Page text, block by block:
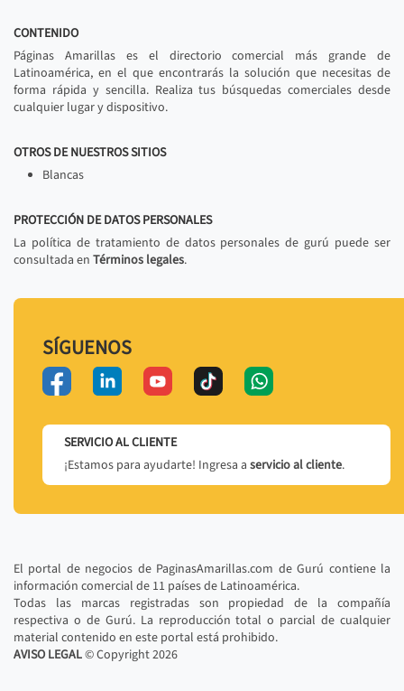
CONTENIDO
Páginas Amarillas es el directorio comercial más grande de
Latinoamérica, en el que encontrarás la solución que necesitas de
forma rápida y sencilla. Realiza tus búsquedas comerciales desde
cualquier lugar y dispositivo.
OTROS DE NUESTROS SITIOS
Blancas
PROTECCIÓN DE DATOS PERSONALES
La política de tratamiento de datos personales de gurú puede ser
consultada en Términos legales.
SÍGUENOS
SERVICIO AL CLIENTE
¡Estamos para ayudarte! Ingresa a servicio al cliente.
El portal de negocios de PaginasAmarillas.com de Gurú contiene la
información comercial de 11 países de Latinoamérica.
Todas las marcas registradas son propiedad de la compañía
respectiva o de Gurú. La reproducción total o parcial de cualquier
material contenido en este portal está prohibido.
AVISO LEGAL© Copyright2026